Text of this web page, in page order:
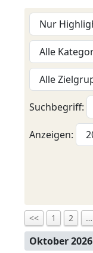
Suchbegriff:
Anzeigen:
<< 1 2 …
Oktober 2026